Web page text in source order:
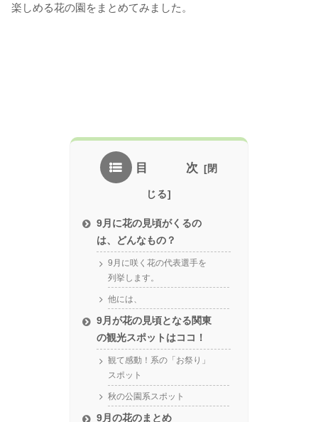
楽しめる花の園をまとめてみました。
目 次
9月に花の見頃がくるの
は、どんなもの？
9月に咲く花の代表選手を
列挙します。
他には、
9月が花の見頃となる関東
の観光スポットはココ！
観て感動！系の「お祭り」
スポット
秋の公園系スポット
9月の花のまとめ